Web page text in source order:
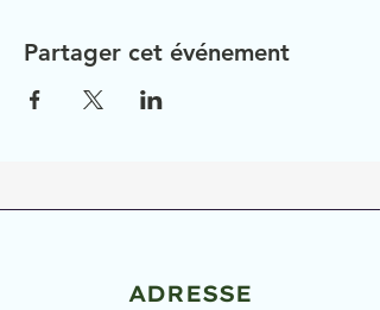
Partager cet événement
ADRESSE